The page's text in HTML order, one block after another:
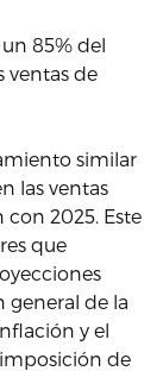
85% del
ventas de
similar
las ventas
2025. Este
que
general de la
y el
de